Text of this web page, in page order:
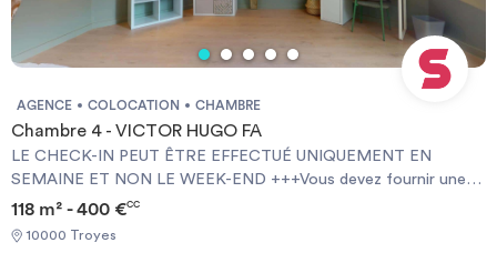
AGENCE COLOCATION CHAMBRE
Chambre 4 - VICTOR HUGO FA
LE CHECK-IN PEUT ÊTRE EFFECTUÉ UNIQUEMENT EN
SEMAINE ET NON LE WEEK-END +++Vous devez fournir une
Garantie Visale obligatoirement et une assurance habitation+++
[ENG] CHECK-IN CAN ONLY BE DONE ON WEEKDAYS AND
NOT AT WEEKENDS +++You must provide a Visale Guarantee
118 m² - 400 €CC
10000 Troyes